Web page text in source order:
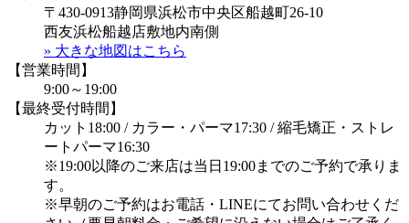
〒430-0913静岡県浜松市中央区船越町26-10
西友浜松船越店敷地内南側
» 大きな地図はこちら
【営業時間】
9:00～19:00
【最終受付時間】
カット18:00 / カラー・パーマ17:30 / 縮毛矯正・ストレ
ートパーマ16:30
※19:00以降のご来店は当日19:00までのご予約で承りま
す。
※早朝のご予約はお電話・LINEにてお問い合わせくだ